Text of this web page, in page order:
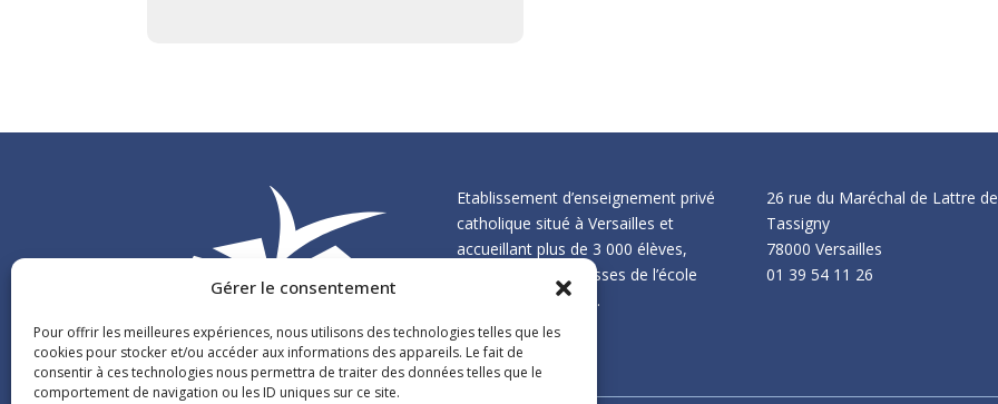
Gérer le consentement
Pour offrir les meilleures expériences, nous utilisons des technologies telles que les
cookies pour stocker et/ou accéder aux informations des appareils. Le fait de
consentir à ces technologies nous permettra de traiter des données telles que le
comportement de navigation ou les ID uniques sur ce site.
Etablissement d’enseignement privé
catholique situé à Versailles et
accueillant plus de 3 000 élèves,
répartis sur 107 classes de l’école
maternelle au lycée.
26 rue du Maréchal de Lattre de
Tassigny
78000 Versailles
01 39 54 11 26